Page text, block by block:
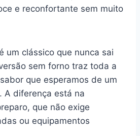
m
n
e reconfortante sem muito
um clássico que nunca sai
sem forno traz toda a
que esperamos de um
A diferença está na
que não exige
ou equipamentos